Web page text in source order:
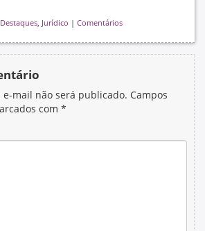
Destaques Jurídico | Comentários
e-mail não será publicado. Campos
com *